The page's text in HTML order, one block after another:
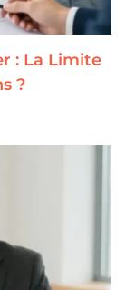
: La Limite
?